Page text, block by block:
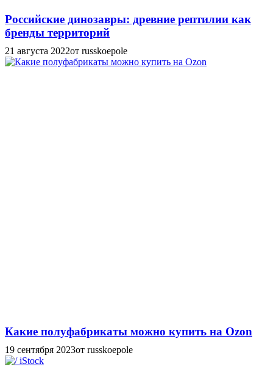
Российские динозавры: древние рептилии как
бренды территорий
21 августа 2022от russkoepole
Какие полуфабрикаты можно купить на Ozon
19 сентября 2023от russkoepole